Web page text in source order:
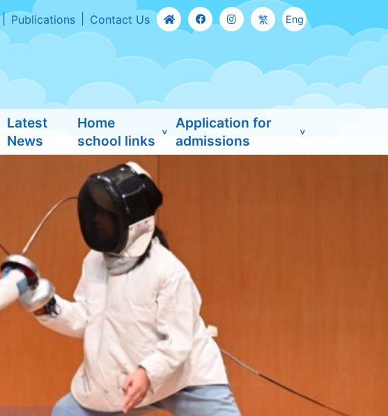
Publications Contact Us 繁 Eng
Latest
News
Home
school links
Application for
admissions